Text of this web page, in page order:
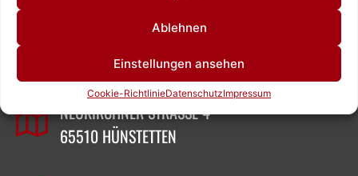
Ablehnen
Einstellungen ansehen
Cookie-RichtlinieDatenschutzImpressum
ZEIGNER ABBRUCHTECHNIK
SASCHA ZEIGNER
NEUKIRCHNER STRASSE 4
65510 HÜNSTETTEN